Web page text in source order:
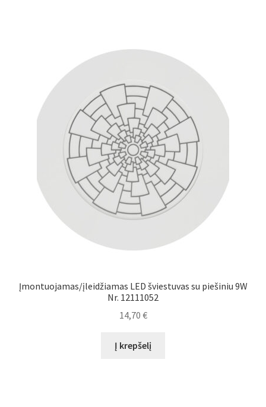
Įmontuojamas/įleidžiamas LED šviestuvas su piešiniu 9W
Nr. 12111052
14,70 €
Į krepšelį